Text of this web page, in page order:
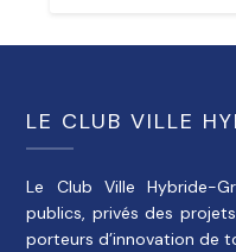
LE CLUB VILLE
Le Club Ville Hybride-
publics, privés des
porteurs d’innovation de